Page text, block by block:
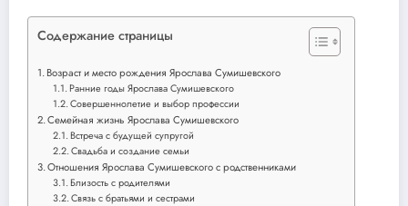
Содержание страницы
Возраст и место рождения Ярослава Сумишевского
Ранние годы Ярослава Сумишевского
Совершеннолетие и выбор профессии
Семейная жизнь Ярослава Сумишевского
Встреча с будущей супругой
Свадьба и создание семьи
Отношения Ярослава Сумишевского с родственниками
Близость с родителями
Связь с братьями и сестрами